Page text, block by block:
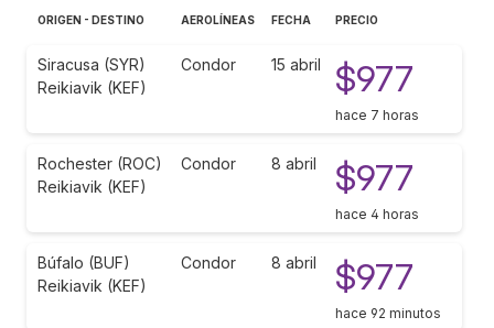
ORIGEN - DESTINO AEROLÍNEAS FECHA PRECIO
Siracusa (SYR)
Reikiavik (KEF)
Condor 15 abril $977
hace 7 horas
Rochester (ROC)
Reikiavik (KEF)
Condor 8 abril $977
hace 4 horas
Búfalo (BUF)
Reikiavik (KEF)
Condor 8 abril $977
hace 92 minutos